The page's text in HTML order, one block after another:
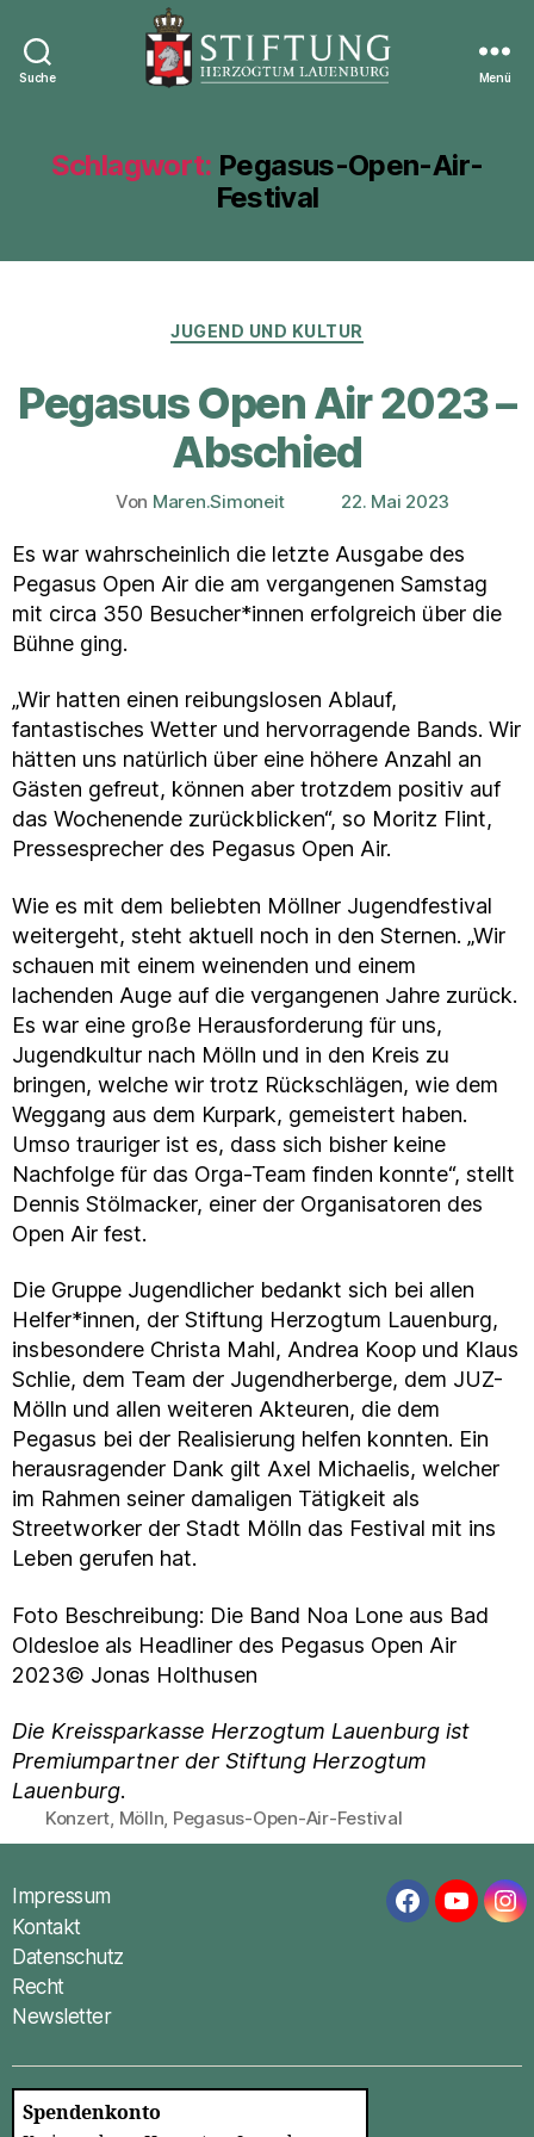
Suche
Lauenburg
Menü
Schlagwort: Pegasus-Open-Air-
Festival
Kategorien
JUGEND UND KULTUR
Pegasus Open Air 2023 –
Abschied
Beitragsautor
Von Maren.Simoneit Veröffentlichungsdatum
22. Mai 2023
Es war wahrscheinlich die letzte Ausgabe des
Pegasus Open Air die am vergangenen Samstag
mit circa 350 Besucher*innen erfolgreich über die
Bühne ging.
„Wir hatten einen reibungslosen Ablauf,
fantastisches Wetter und hervorragende Bands. Wir
hätten uns natürlich über eine höhere Anzahl an
Gästen gefreut, können aber trotzdem positiv auf
das Wochenende zurückblicken“, so Moritz Flint,
Pressesprecher des Pegasus Open Air.
Wie es mit dem beliebten Möllner Jugendfestival
weitergeht, steht aktuell noch in den Sternen. „Wir
schauen mit einem weinenden und einem
lachenden Auge auf die vergangenen Jahre zurück.
Es war eine große Herausforderung für uns,
Jugendkultur nach Mölln und in den Kreis zu
bringen, welche wir trotz Rückschlägen, wie dem
Weggang aus dem Kurpark, gemeistert haben.
Umso trauriger ist es, dass sich bisher keine
Nachfolge für das Orga-Team finden konnte“, stellt
Dennis Stölmacker, einer der Organisatoren des
Open Air fest.
Die Gruppe Jugendlicher bedankt sich bei allen
Helfer*innen, der Stiftung Herzogtum Lauenburg,
insbesondere Christa Mahl, Andrea Koop und Klaus
Schlie, dem Team der Jugendherberge, dem JUZ-
Mölln und allen weiteren Akteuren, die dem
Pegasus bei der Realisierung helfen konnten. Ein
herausragender Dank gilt Axel Michaelis, welcher
im Rahmen seiner damaligen Tätigkeit als
Streetworker der Stadt Mölln das Festival mit ins
Leben gerufen hat.
Foto Beschreibung: Die Band Noa Lone aus Bad
Oldesloe als Headliner des Pegasus Open Air
2023© Jonas Holthusen
Die Kreissparkasse Herzogtum Lauenburg ist
Premiumpartner der Stiftung Herzogtum
Lauenburg.
Schlagwörter
Konzert, Mölln, Pegasus-Open-Air-Festival
Impressum
Kontakt
Datenschutz
Recht
Newsletter
Facebook
Spendenkonto